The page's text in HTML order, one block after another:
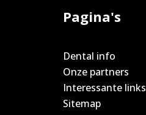
Pagina's
Dental info
Onze partners
Interessante links
Sitemap